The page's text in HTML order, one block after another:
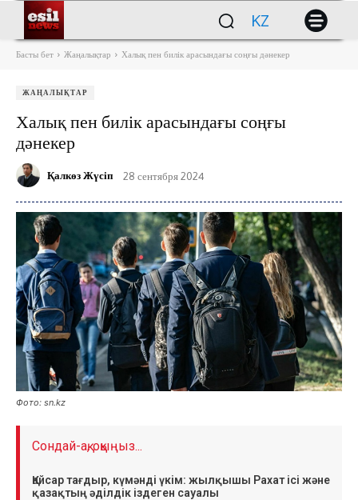
KZ
Басты бет Жаңалықтар Халық пен билік арасындағы соңғы дәнекер
ЖАҢАЛЫҚТАР
Халық пен билік арасындағы соңғы
дәнекер
Қалкөз Жүсіп 28 сентября 2024
Фото: sn.kz
Сондай-ақ, оқыңыз...
Қайсар тағдыр, күмәнді үкім: жылқышы Рахат ісі және
қазақтың әділдік іздеген сауалы